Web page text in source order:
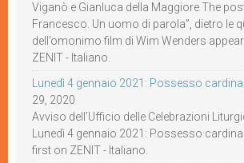
Viganò e Gianluca della Maggiore The
Francesco. Un uomo di parola”, dietro le
dell’omonimo film di Wim Wenders
ZENIT - Italiano.
Lunedì 4 gennaio 2021: Possesso
29, 2020
Avviso dell’Ufficio delle Celebrazioni
Lunedì 4 gennaio 2021: Possesso
first on ZENIT - Italiano.